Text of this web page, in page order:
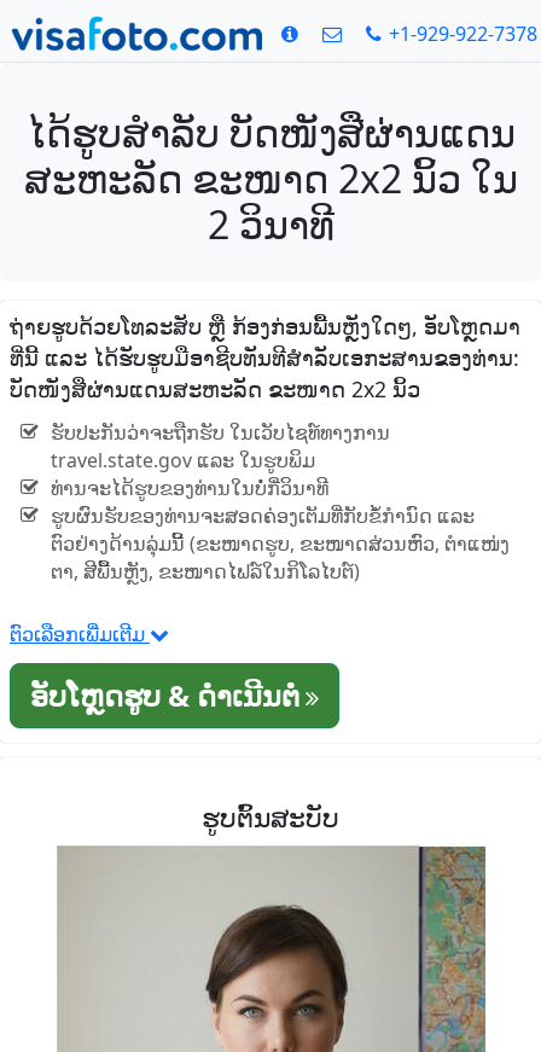
+1-929-922-7378
ໄດ້ຮູບສໍາລັບ ບັດໜັງສືຜ່ານແດນ
ສະຫະລັດ ຂະໜາດ 2x2 ນິ້ວ ໃນ
2 ວິນາທີ
ຖ່າຍຮູບດ້ວຍໂທລະສັບ ຫຼື ກ້ອງກ່ອນພື້ນຫຼັງໃດໆ, ອັບໂຫຼດມາ
ທີ່ນີ້ ແລະ ໄດ້ຮັບຮູບມືອາຊີບທັນທີສໍາລັບເອກະສານຂອງທ່ານ:
ບັດໜັງສືຜ່ານແດນສະຫະລັດ ຂະໜາດ 2x2 ນິ້ວ
ຮັບປະກັນວ່າຈະຖືກຮັບ ໃນເວັບໄຊທ໌ທາງການ
travel.state.gov ແລະ ໃນຮູບພິມ
ທ່ານຈະໄດ້ຮູບຂອງທ່ານໃນບໍ່ກີ່ວິນາທີ
ຮູບຜົນຮັບຂອງທ່ານຈະສອດຄ່ອງເຕັມທີ່ກັບຂໍ້ກໍານົດ ແລະ
ຕົວຢ່າງດ້ານລຸ່ມນີ້ (ຂະໜາດຮູບ, ຂະໜາດສ່ວນຫົວ, ຕໍາແໜ່ງ
ຕາ, ສີພື້ນຫຼັງ, ຂະໜາດໄຟລ໌ໃນກິໂລໄບຕ໌)
ຕົວເລືອກເພີ່ມເຕີມ
ອັບໂຫຼດຮູບ & ດໍາເນີນຕໍ່
ຮູບຕົ້ນສະບັບ